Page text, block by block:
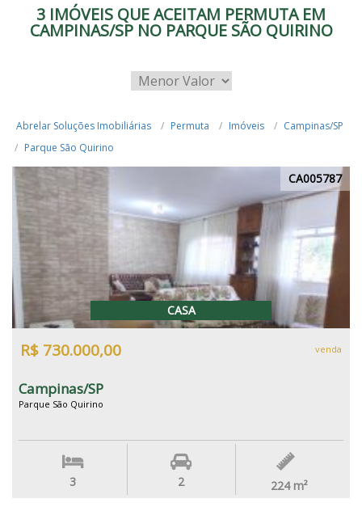
3 IMÓVEIS QUE ACEITAM PERMUTA EM
CAMPINAS/SP NO PARQUE SÃO QUIRINO
Abrelar Soluções Imobiliárias Permuta Imóveis
Campinas/SP
Parque São Quirino
CA005787
CASA
R$ 730.000,00 venda
Campinas/SP
Parque São Quirino
3 2 224 m²